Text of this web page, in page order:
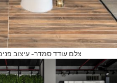
צלם עודד סמדר- עיצוב פנים